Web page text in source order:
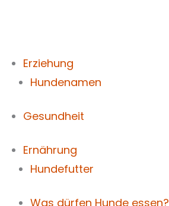
Erziehung
Hundenamen
Gesundheit
Ernährung
Hundefutter
Was dürfen Hunde essen?